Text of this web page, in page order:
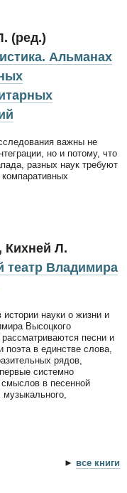
(ред.)
Альманах
важны не
но и потому, что
разных наук требуют
Кихней Л.
театр Владимира
истории науки о жизни и
Высоцкого
песни и
поэта в единстве слова,
рядов,
системно
в песенной
► все книги